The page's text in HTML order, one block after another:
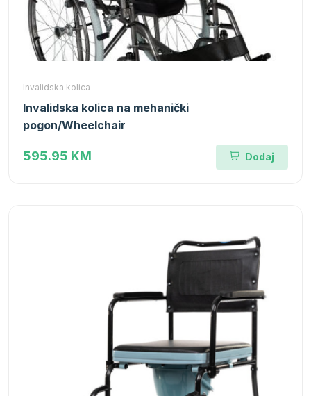
Invalidska kolica
Invalidska kolica na mehanički
pogon/Wheelchair
595.95 KM Dodaj